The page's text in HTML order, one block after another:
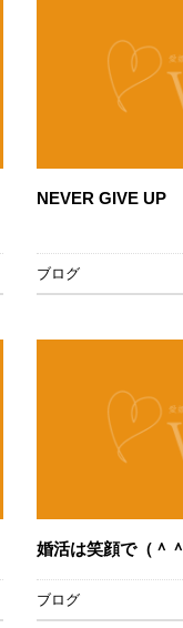
NEVER GIVE UP
ブログ
婚活は笑顔で（＾＾
ブログ